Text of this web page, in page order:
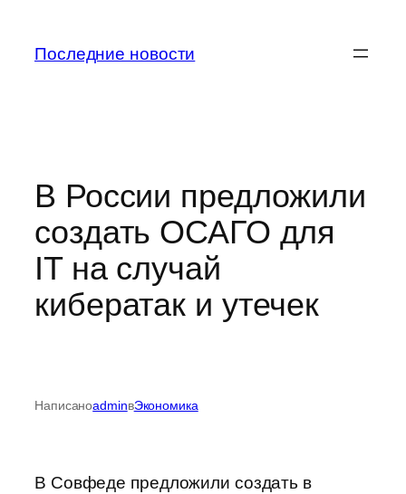
содержимому
Последние новости
В России предложили
создать ОСАГО для
IT на случай
кибератак и утечек
НаписаноadminвЭкономика
В Совфеде предложили создать в